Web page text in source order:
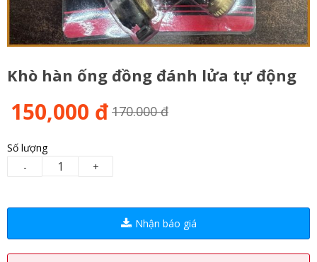
Khò hàn ống đồng đánh lửa tự động
150,000 đ 170.000 đ
Số lượng
-
+
Nhận báo giá